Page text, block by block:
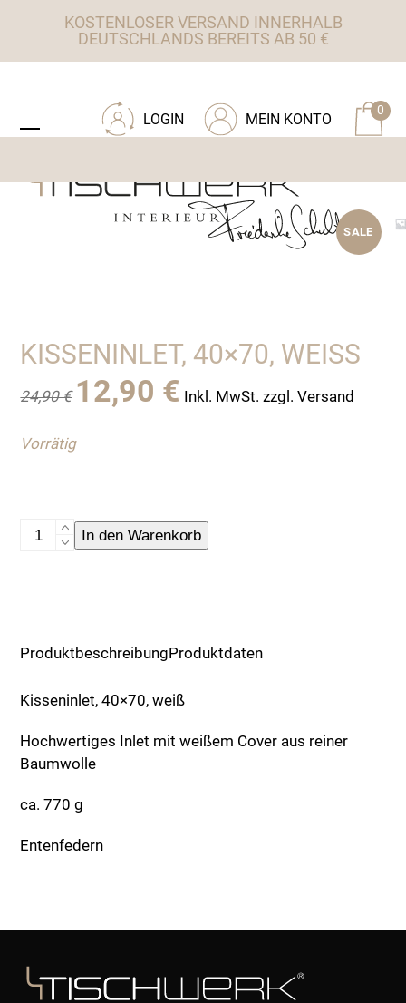
KOSTENLOSER VERSAND INNERHALB
DEUTSCHLANDS BEREITS AB 50 €
0
MEIN KONTO
LOGIN
mobile
mobile
SALE
KISSENINLET, 40×70, WEISS
24,90€
Ursprünglicher
Preis
24,90 €
12,90 € Preis
Inkl. MwSt. zzgl. Versand
Vorrätig
Kisseninlet,In den Warenkorb
ProduktbeschreibungProduktdaten
Kisseninlet, 40×70, weiß
Hochwertiges Inlet mit weißem Cover aus reiner
Baumwolle
ca. 770 g
Entenfedern